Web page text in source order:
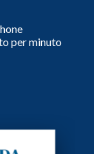
per minuto